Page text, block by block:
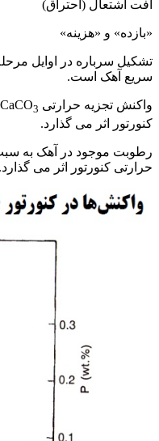
افت اشتعال (احتراق)
«بازده» و «هزینه»
تشکیل سرباره در اوایل
سریع آهک است.
واکنش تجزیه حرارتی CaCO 3
کنورتور اثر می گذارد.
رطوبت موجود در آهک به
حرارتی کنورتور اثر می گذارد.